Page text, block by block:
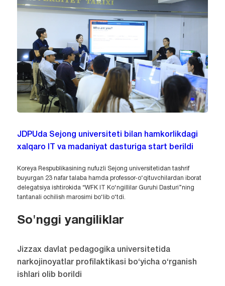
JDPUda Sejong universiteti bilan hamkorlikdagi
xalqaro IT va madaniyat dasturiga start berildi
Koreya Respublikasining nufuzli Sejong universitetidan tashrif
buyurgan 23 nafar talaba hamda professor-o‘qituvchilardan iborat
delegatsiya ishtirokida “WFK IT Ko‘ngillilar Guruhi Dasturi”ning
tantanali ochilish marosimi bo‘lib o‘tdi.
So'nggi yangiliklar
Jizzax davlat pedagogika universitetida
narkojinoyatlar profilaktikasi bo‘yicha o‘rganish
ishlari olib borildi